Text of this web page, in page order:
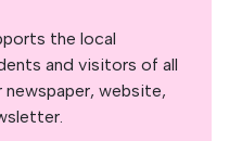
the local
and visitors of all
website,